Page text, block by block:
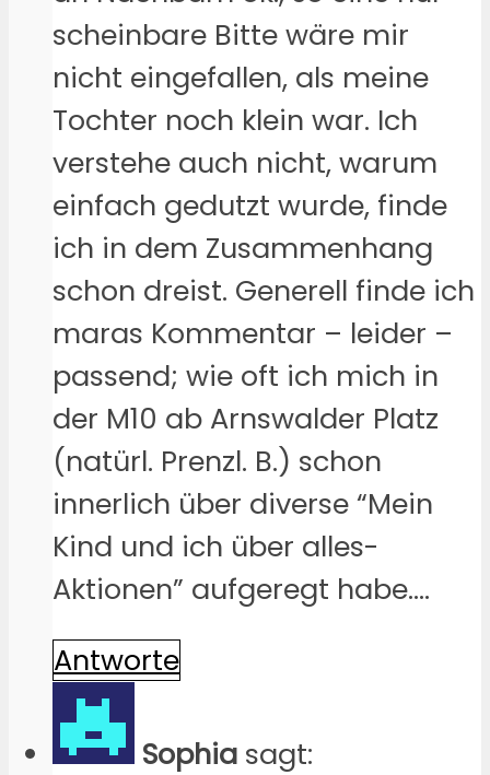
scheinbare Bitte wäre mir
nicht eingefallen, als meine
Tochter noch klein war. Ich
verstehe auch nicht, warum
einfach gedutzt wurde, finde
ich in dem Zusammenhang
schon dreist. Generell finde ich
maras Kommentar – leider –
passend; wie oft ich mich in
der M10 ab Arnswalder Platz
(natürl. Prenzl. B.) schon
innerlich über diverse “Mein
Kind und ich über alles-
Aktionen” aufgeregt habe….
Antworte
Sophia sagt: